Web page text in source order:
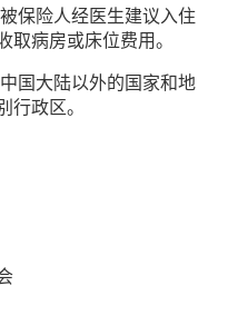
保险人经医生建议入住
病房或床位费用。
国大陆以外的国家和地
政区。